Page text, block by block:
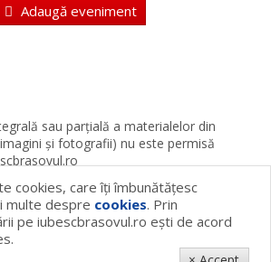
Adaugă eveniment
sau parţială a materialelor din
şi fotografii) nu este permisă
Contact Despre proiect
FAQ
cookies, care îţi îmbunătăţesc
multe despre cookies. Prin
pe iubescbrasovul.ro eşti de acord